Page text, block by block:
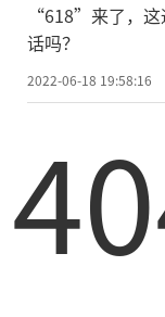
“618”来了，这
话吗？
2022-06-18 19:58:16